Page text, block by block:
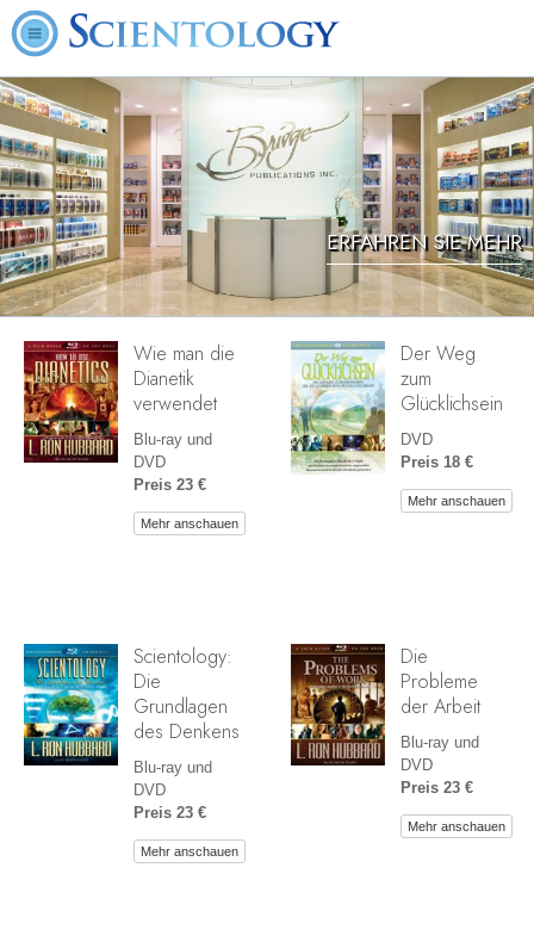
ERFAHREN SIE MEHR
Wie man die
Dianetik
verwendet
Blu-ray und
DVD
Preis 23 €
Mehr anschauen
Der Weg
zum
Glücklichsein
DVD
Preis 18 €
Mehr anschauen
Scientology:
Die
Grundlagen
des Denkens
Blu-ray und
DVD
Preis 23 €
Mehr anschauen
Die
Probleme
der Arbeit
Blu-ray und
DVD
Preis 23 €
Mehr anschauen